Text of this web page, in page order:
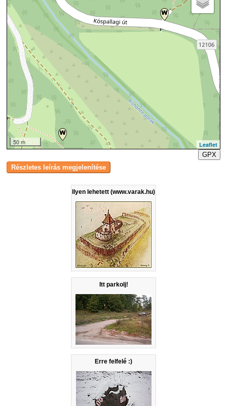
Ilyen lehetett (www.varak.hu)
Itt parkolj!
Erre felfelé :)
50 m
Leaflet
GPX